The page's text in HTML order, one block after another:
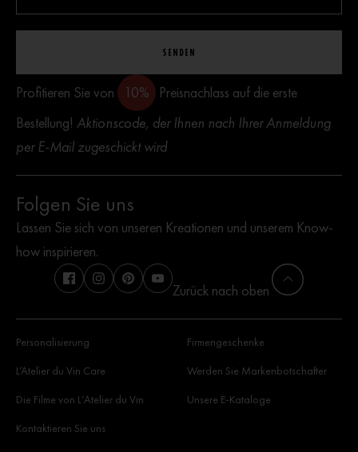
SENDEN
Profitieren Sie von 10%
Preisnachlass auf die erste
Bestellung! Aktionscode, der Ihnen nach Ihrer Anmeldung
per E-Mail zugeschickt wird
Folgen Sie uns
Lassen Sie sich von unseren Kreationen und unserem Know-
how inspirieren.
Zurück nach oben
Personalisierung
Firmengeschenke
L’Atelier du Vin Care
Werden Sie Markenbotschafter
Die Filme von L‘Atelier du Vin
Unsere E-Kataloge
Kontaktieren Sie uns